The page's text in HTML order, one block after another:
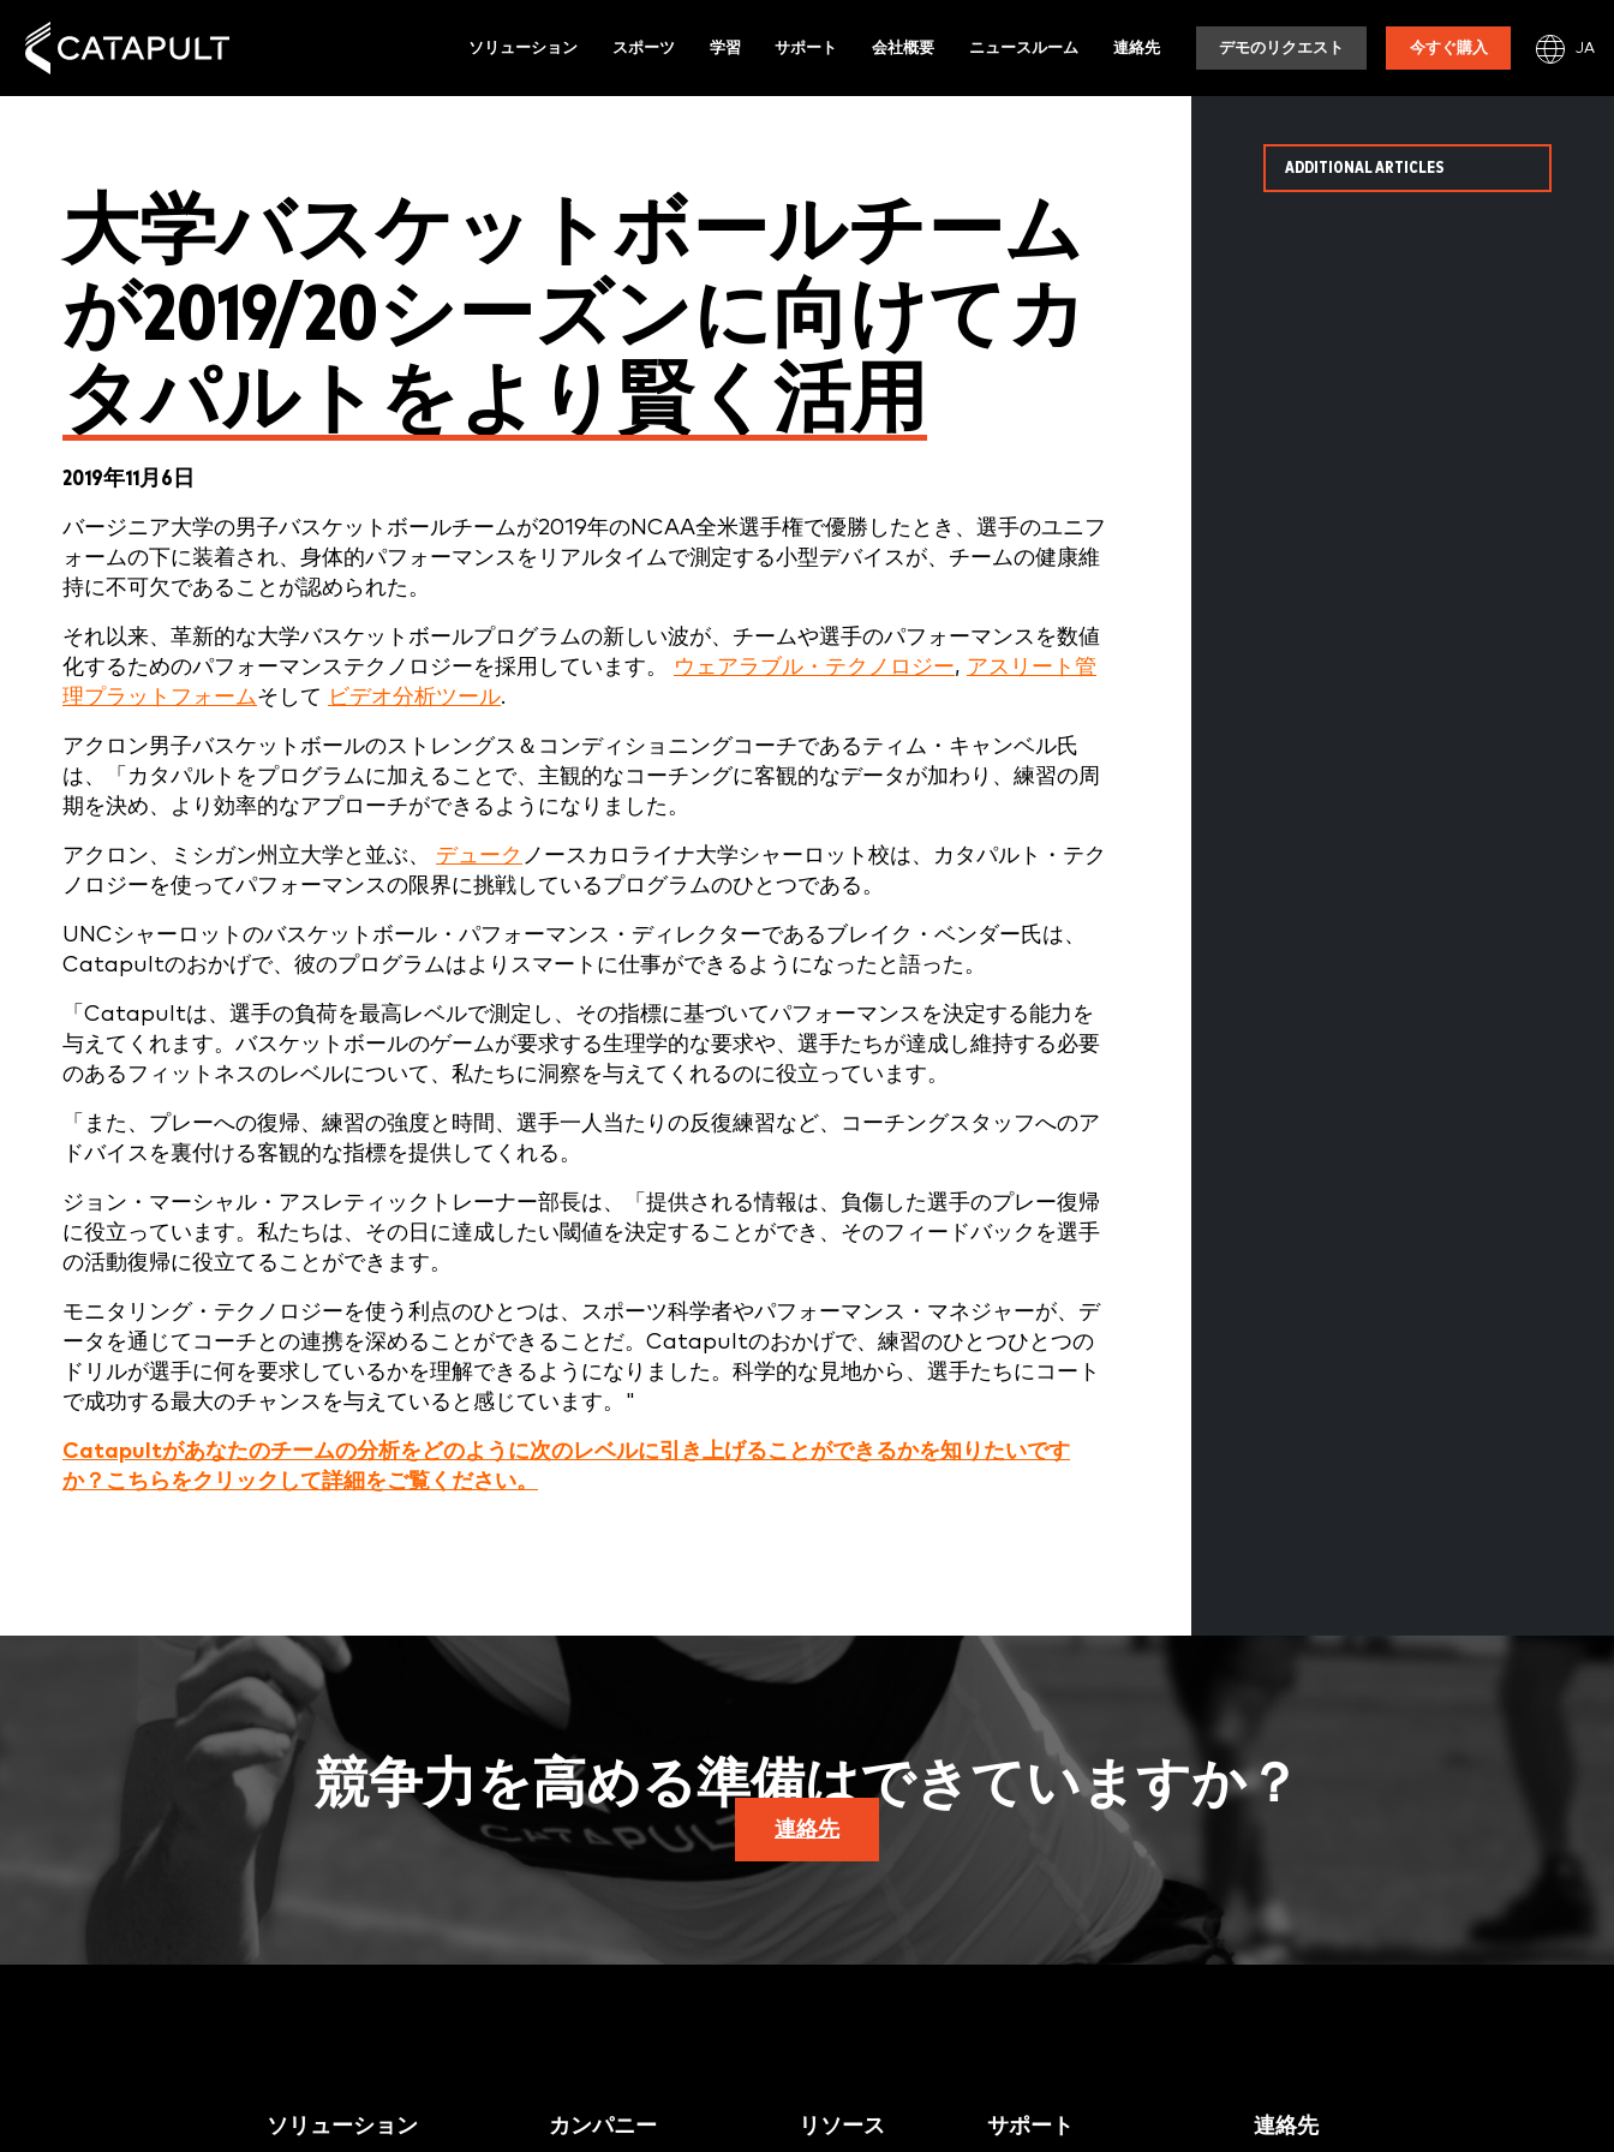
ソリューション スポーツ 学習 サポート 会社概要 ニュースルーム 連絡先 デモのリクエスト 今すぐ購入 JA
大学バスケットボールチーム
が2019/20シーズンに向けてカ
タパルトをより賢く活用
2019年11月6日
バージニア大学の男子バスケットボールチームが2019年のNCAA全米選手権で優勝したとき、選手のユニフ
ォームの下に装着され、身体的パフォーマンスをリアルタイムで測定する小型デバイスが、チームの健康維
持に不可欠であることが認められた。
それ以来、革新的な大学バスケットボールプログラムの新しい波が、チームや選手のパフォーマンスを数値
化するためのパフォーマンステクノロジーを採用しています。
ウェアラブル・テクノロジー, アスリート管
理プラットフォームそして ビデオ分析ツール.
アクロン男子バスケットボールのストレングス＆コンディショニングコーチであるティム・キャンベル氏
は、「カタパルトをプログラムに加えることで、主観的なコーチングに客観的なデータが加わり、練習の周
期を決め、より効率的なアプローチができるようになりました。
アクロン、ミシガン州立大学と並ぶ、 デューク ノースカロライナ大学シャーロット校は、カタパルト・テク
ノロジーを使ってパフォーマンスの限界に挑戦しているプログラムのひとつである。
UNCシャーロットのバスケットボール・パフォーマンス・ディレクターであるブレイク・ベンダー氏は、
Catapultのおかげで、彼のプログラムはよりスマートに仕事ができるようになったと語った。
「Catapultは、選手の負荷を最高レベルで測定し、その指標に基づいてパフォーマンスを決定する能力を
与えてくれます。バスケットボールのゲームが要求する生理学的な要求や、選手たちが達成し維持する必要
のあるフィットネスのレベルについて、私たちに洞察を与えてくれるのに役立っています。
「また、プレーへの復帰、練習の強度と時間、選手一人当たりの反復練習など、コーチングスタッフへのア
ドバイスを裏付ける客観的な指標を提供してくれる。
ジョン・マーシャル・アスレティックトレーナー部長は、「提供される情報は、負傷した選手のプレー復帰
に役立っています。私たちは、その日に達成したい閾値を決定することができ、そのフィードバックを選手
の活動復帰に役立てることができます。
モニタリング・テクノロジーを使う利点のひとつは、スポーツ科学者やパフォーマンス・マネジャーが、デ
ータを通じてコーチとの連携を深めることができることだ。Catapultのおかげで、練習のひとつひとつの
ドリルが選手に何を要求しているかを理解できるようになりました。科学的な見地から、選手たちにコート
で成功する最大のチャンスを与えていると感じています。"
Catapultがあなたのチームの分析をどのように次のレベルに引き上げることができるかを知りたいです
か？こちらをクリックして詳細をご覧ください。
ADDITIONAL ARTICLES
競争力を高める準備はできていますか？
連絡先
ソリューション カンパニー リソース サポート 連絡先